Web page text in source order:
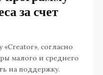
за счет
«Creator», согласно
малого и среднего
на поддержку.